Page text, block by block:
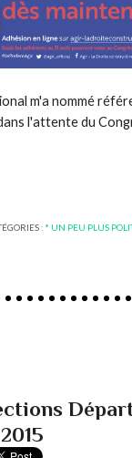
m'a nommé
l'attente du
: * UN PEU PLUS